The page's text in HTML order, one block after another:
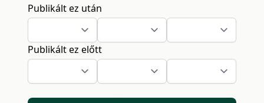
Publikált ez után
Publikált ez előtt